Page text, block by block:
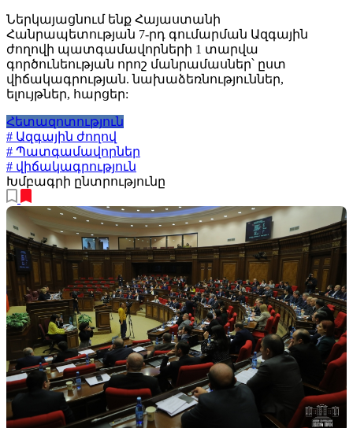
Ներկայացնում ենք Հայաստանի
Հանրապետության 7-րդ գումարման Ազգային
ժողովի պատգամավորների 1 տարվա
գործունեության որոշ մանրամասներ՝ ըստ
վիճակագրության. նախաձեռնություններ,
ելույթներ, հարցեր:
Հետազոտություն
# Ազգային ժողով
# Պատգամավորներ
# վիճակագրություն
Խմբագրի ընտրությունը